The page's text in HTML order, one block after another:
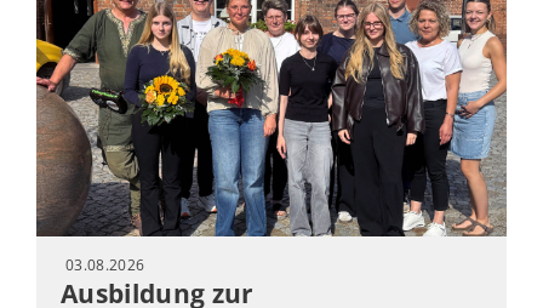
03.08.2026
Ausbildung zur